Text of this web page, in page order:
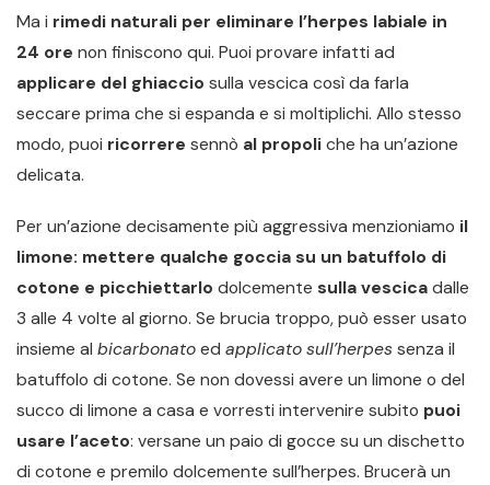
Ma i rimedi naturali per eliminare l’herpes labiale in
24 ore non finiscono qui. Puoi provare infatti ad
applicare del ghiaccio sulla vescica così da farla
seccare prima che si espanda e si moltiplichi. Allo stesso
modo, puoi ricorrere sennò al propoliche ha un’azione
delicata.
Per un’azione decisamente più aggressiva menzioniamo il
limone: mettere qualche goccia su un batuffolo di
cotone e picchiettarlo dolcemente sulla vescicadalle
3 alle 4 volte al giorno. Se brucia troppo, può esser usato
insieme al bicarbonatoed applicato sull’herpes senza il
batuffolo di cotone. Se non dovessi avere un limone o del
succo di limone a casa e vorresti intervenire subito puoi
usare l’aceto: versane un paio di gocce su un dischetto
di cotone e premilo dolcemente sull’herpes. Brucerà un